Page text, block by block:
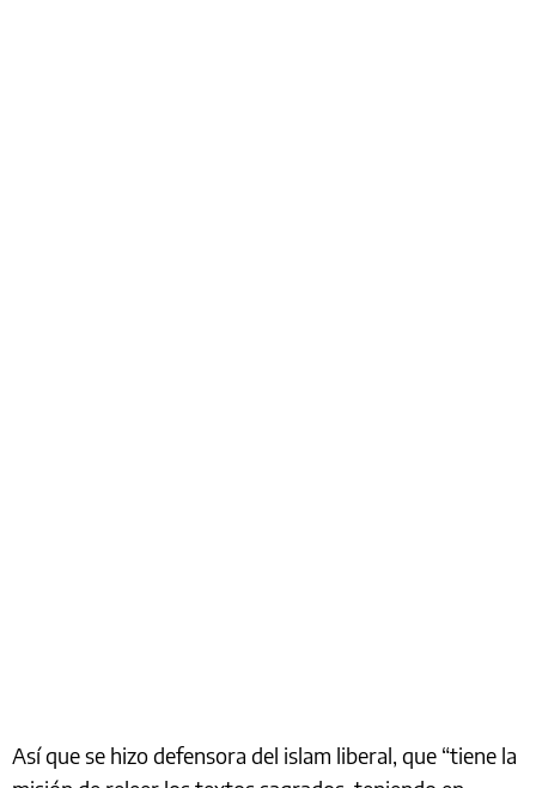
Así que se hizo defensora del islam liberal, que “tiene la